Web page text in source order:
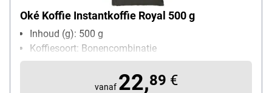
Oké Koffie Instantkoffie Royal 500 g
Inhoud (g): 500 g
Koffiesoort: Bonencombinatie
vanaf 22,89 €